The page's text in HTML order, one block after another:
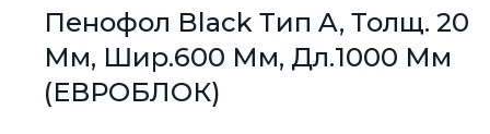
Пенофол Black Тип A, Толщ. 20
Мм, Шир.600 Мм, Дл.1000 Мм
(ЕВРОБЛОК)